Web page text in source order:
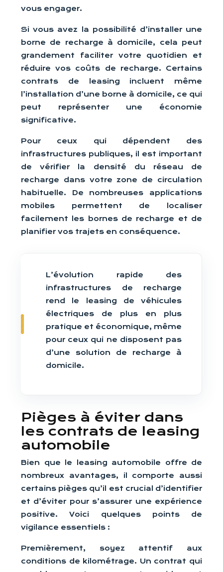
vous engager.
Si vous avez la possibilité d’installer une
borne de recharge à domicile, cela peut
grandement faciliter votre quotidien et
réduire vos coûts de recharge. Certains
contrats de leasing incluent même
l’installation d’une borne à domicile, ce qui
peut représenter une économie
significative.
Pour ceux qui dépendent des
infrastructures publiques, il est important
de vérifier la densité du réseau de
recharge dans votre zone de circulation
habituelle. De nombreuses applications
mobiles permettent de localiser
facilement les bornes de recharge et de
planifier vos trajets en conséquence.
L’évolution rapide des
infrastructures de recharge
rend le leasing de véhicules
électriques de plus en plus
pratique et économique, même
pour ceux qui ne disposent pas
d’une solution de recharge à
domicile.
Pièges à éviter dans
les contrats de leasing
automobile
Bien que le leasing automobile offre de
nombreux avantages, il comporte aussi
certains pièges qu’il est crucial d’identifier
et d’éviter pour s’assurer une expérience
positive. Voici quelques points de
vigilance essentiels :
Premièrement, soyez attentif aux
conditions de kilométrage. Un contrat qui